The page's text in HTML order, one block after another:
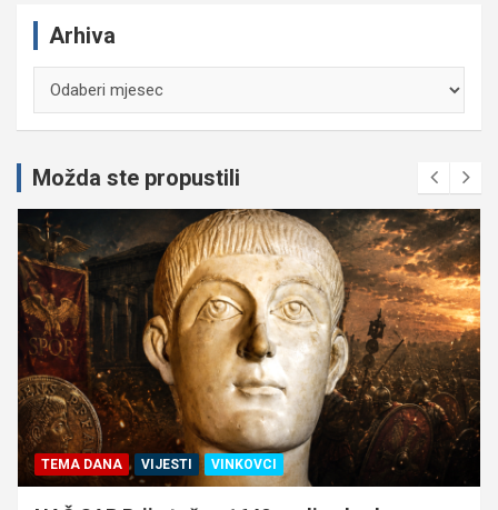
Arhiva
Možda ste propustili
TEMA DANA VIJESTI VINKOVCI